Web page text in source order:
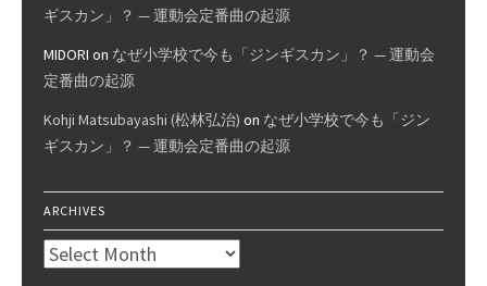
ギスカン」？ — 運動会定番曲の起源
MIDORI on なぜ小学校で今も「ジンギスカン」？ — 運動会
定番曲の起源
Kohji Matsubayashi (松林弘治) on なぜ小学校で今も「ジン
ギスカン」？ — 運動会定番曲の起源
ARCHIVES
Archives